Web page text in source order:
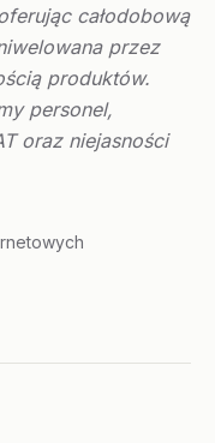
całodobową
przez
produktów.
personel,
oraz niejasności